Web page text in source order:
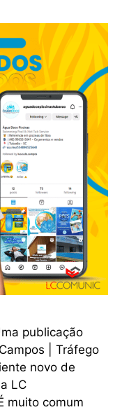
publicação
| Tráfego
novo de
LC
muito comum